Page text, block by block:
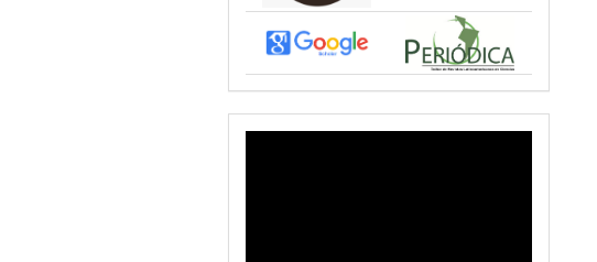
VIDEO